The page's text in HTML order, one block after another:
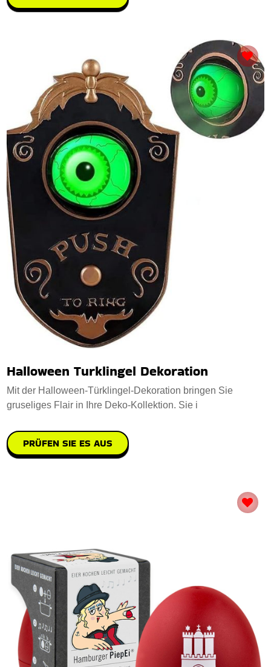
Halloween Turklingel Dekoration
Mit der Halloween-Türklingel-Dekoration bringen Sie
gruseliges Flair in Ihre Deko-Kollektion. Sie i
PRÜFEN SIE ES AUS